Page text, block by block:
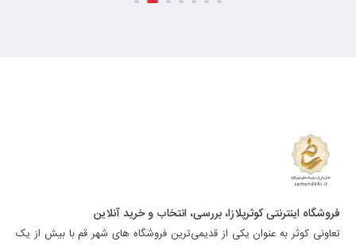
فروشگاه اینترنتی کوثرپلازا، بررسی، انتخاب و خرید آنلاین
تعاونی کوثر به عنوان یکی از قدیمی‌ترین فروشگاه های شهر قم با بیش از یک